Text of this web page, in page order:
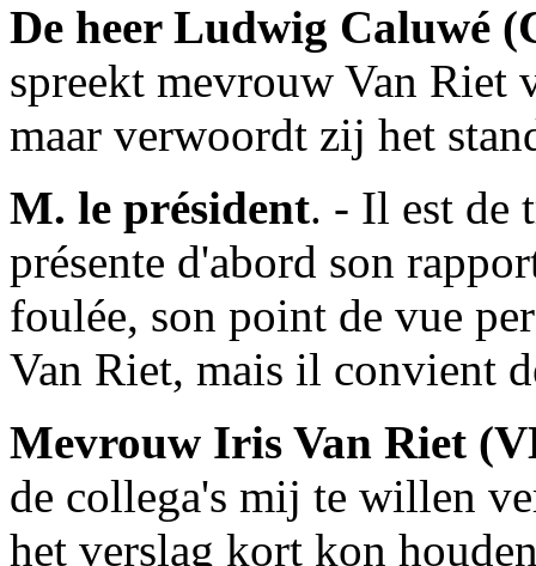
De heer Ludwig Caluwé
spreekt mevrouw Van Riet
maar verwoordt zij het
M. le président. - Il est de
présente d'abord son
foulée, son point de vue
Van Riet, mais il convient
Mevrouw Iris Van Riet
de collega's mij te willen
het verslag kort kon